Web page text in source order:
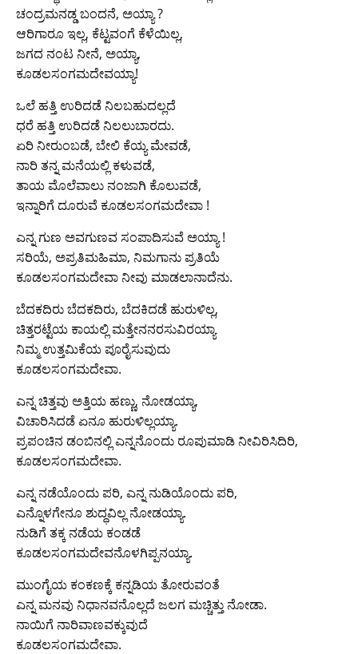
ಚಂದ್ರಮನಡ್ಡ ಬಂದನೆ, ಅಯ್ಯಾ ?
ಆರಿಗಾರೂ ಇಲ್ಲ, ಕೆಟ್ಟವಂಗೆ ಕೆಳೆಯಿಲ್ಲ,
ಜಗದ ನಂಟ ನೀನೆ, ಅಯ್ಯಾ,
ಕೂಡಲಸಂಗಮದೇವಯ್ಯಾ!
ಒಲೆ ಹತ್ತಿ ಉರಿದಡೆ ನಿಲಬಹುದಲ್ಲದೆ
ಧರೆ ಹತ್ತಿ ಉರಿದಡೆ ನಿಲಲುಬಾರದು.
ಏರಿ ನೀರುಂಬಡೆ, ಬೇಲಿ ಕೆಯ್ಯ ಮೇವಡೆ,
ನಾರಿ ತನ್ನ ಮನೆಯಲ್ಲಿ ಕಳುವಡೆ,
ತಾಯ ಮೊಲೆವಾಲು ನಂಜಾಗಿ ಕೊಲುವಡೆ,
ಇನ್ನಾರಿಗೆ ದೂರುವೆ ಕೂಡಲಸಂಗಮದೇವಾ !
ಎನ್ನ ಗುಣ ಅವಗುಣವ ಸಂಪಾದಿಸುವೆ ಅಯ್ಯಾ !
ಸರಿಯೆ, ಅಪ್ರತಿಮಹಿಮಾ, ನಿಮಗಾನು ಪ್ರತಿಯೆ
ಕೂಡಲಸಂಗಮದೇವಾ ನೀವು ಮಾಡಲಾನಾದೆನು.
ಬೆದಕದಿರು ಬೆದಕದಿರು, ಬೆದಕಿದಡೆ ಹುರುಳಿಲ್ಲ,
ಚಿತ್ತರಟ್ಟೆಯ ಕಾಯಲ್ಲಿ ಮತ್ತೇನನರಸುವಿರಯ್ಯಾ
ನಿಮ್ಮ ಉತ್ತಮಿಕೆಯ ಪೂರೈಸುವುದು
ಕೂಡಲಸಂಗಮದೇವಾ.
ಎನ್ನ ಚಿತ್ತವು ಅತ್ತಿಯ ಹಣ್ಣು, ನೋಡಯ್ಯಾ,
ವಿಚಾರಿಸಿದಡೆ ಏನೂ ಹುರುಳಿಲ್ಲಯ್ಯಾ.
ಪ್ರಪಂಚಿನ ಡಂಬಿನಲ್ಲಿ ಎನ್ನನೊಂದು ರೂಪುಮಾಡಿ ನೀವಿರಿಸಿದಿರಿ,
ಕೂಡಲಸಂಗಮದೇವಾ.
ಎನ್ನ ನಡೆಯೊಂದು ಪರಿ, ಎನ್ನ ನುಡಿಯೊಂದು ಪರಿ,
ಎನ್ನೊಳಗೇನೂ ಶುದ್ಧವಿಲ್ಲ ನೋಡಯ್ಯಾ.
ನುಡಿಗೆ ತಕ್ಕ ನಡೆಯ ಕಂಡಡೆ
ಕೂಡಲಸಂಗಮದೇವನೊಳಗಿಪ್ಪನಯ್ಯಾ.
ಮುಂಗೈಯ ಕಂಕಣಕ್ಕೆ ಕನ್ನಡಿಯ ತೋರುವಂತೆ
ಎನ್ನ ಮನವು ನಿಧಾನವನೊಲ್ಲದೆ ಜಲಗ ಮಚ್ಚಿತ್ತು ನೋಡಾ.
ನಾಯಿಗೆ ನಾರಿವಾಣವಕ್ಕುವುದೆ
ಕೂಡಲಸಂಗಮದೇವಾ.